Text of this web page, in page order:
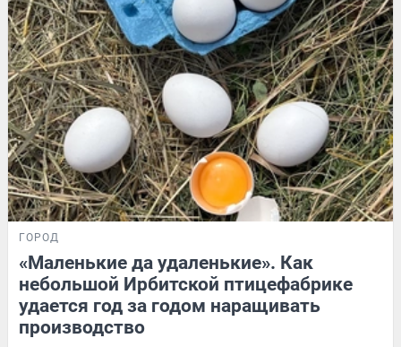
ГОРОД
«Маленькие да удаленькие». Как
небольшой Ирбитской птицефабрике
удается год за годом наращивать
производство